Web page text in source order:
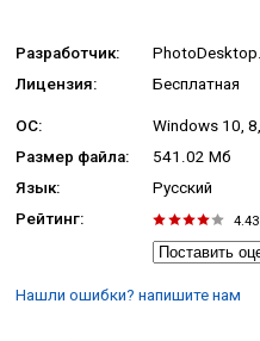
Разработчик:
Лицензия:
Бесплатная
ОС:
Windows 10,
Размер файла:
541.02 Мб
Язык:
Русский
Рейтинг:
4.43
Нашли ошибки? напишите нам